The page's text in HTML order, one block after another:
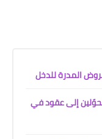
المدرة للدخل
مستفيد محوّلين إلى عقود في